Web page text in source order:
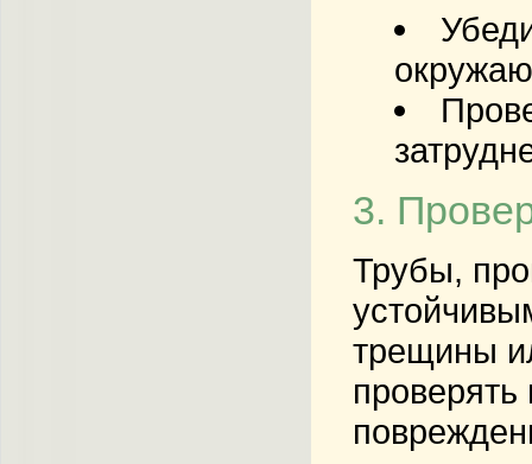
3.
Трубы,
трещины